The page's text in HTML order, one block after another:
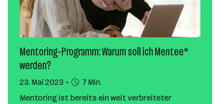
Mentoring-Programm: Warum soll ich Mentee*
werden?
23. Mai 2023
7 Min.
Mentoring ist bereits ein weit verbreiteter